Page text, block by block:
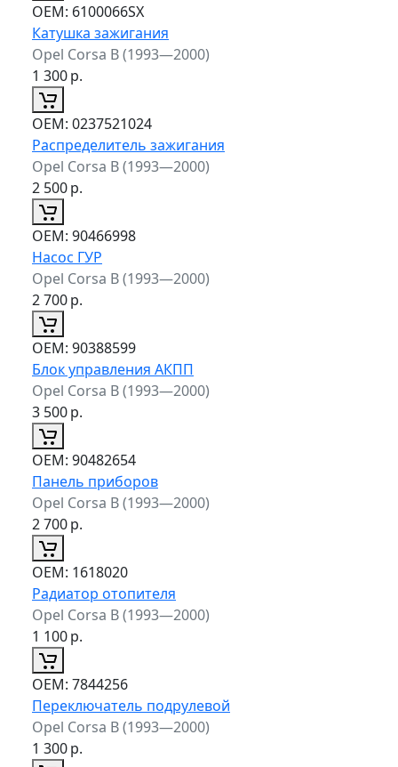
ОЕМ: 6100066SX
Катушка зажигания
Opel Corsa B (1993—2000)
1 300р.
ОЕМ: 0237521024
Распределитель зажигания
Opel Corsa B (1993—2000)
2 500р.
ОЕМ: 90466998
Насос ГУР
Opel Corsa B (1993—2000)
2 700р.
ОЕМ: 90388599
Блок управления АКПП
Opel Corsa B (1993—2000)
3 500р.
ОЕМ: 90482654
Панель приборов
Opel Corsa B (1993—2000)
2 700р.
ОЕМ: 1618020
Радиатор отопителя
Opel Corsa B (1993—2000)
1 100р.
ОЕМ: 7844256
Переключатель подрулевой
Opel Corsa B (1993—2000)
1 300р.